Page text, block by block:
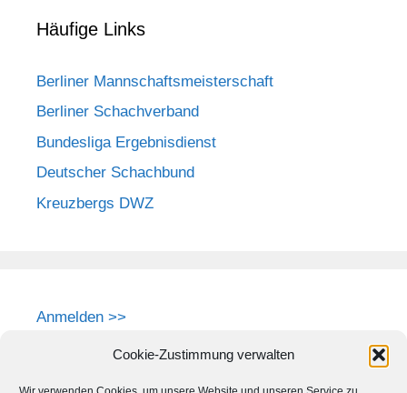
Cookie-Zustimmung verwalten
Häufige Links
Berliner Mannschaftsmeisterschaft
Berliner Schachverband
Bundesliga Ergebnisdienst
Deutscher Schachbund
Kreuzbergs DWZ
Anmelden >>